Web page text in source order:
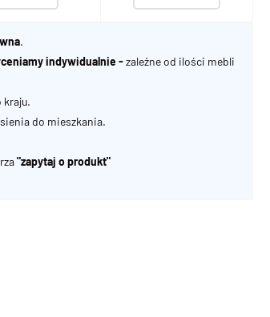
.
indywidualnie -zależne od ilości mebli
kraju.
do mieszkania.
"zapytaj o produkt"